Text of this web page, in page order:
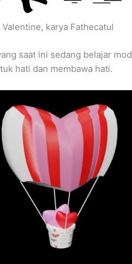
Valentine, karya Fathecatul
saat ini sedang belajar
hati dan membawa hati.